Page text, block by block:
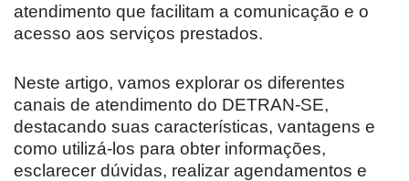
atendimento que facilitam a comunicação e o
acesso aos serviços prestados.
Neste artigo, vamos explorar os diferentes
canais de atendimento do DETRAN-SE,
destacando suas características, vantagens e
como utilizá-los para obter informações,
esclarecer dúvidas, realizar agendamentos e